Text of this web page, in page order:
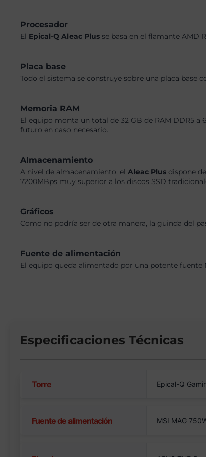
Procesador
El Epical-Q Aleac Plus se basa en el flamante AMD
Placa base
Todo el sistema se construye sobre una placa base
Memoria RAM
El equipo monta un total de 32 GB de RAM DDR5
futuro en caso necesario.
Almacenamiento
A nivel de almacenamiento, elAleac Plus dispone
7200MBps muy superior a los discos SSD
Gráficos
Como no podría ser de otra manera, la guinda del
Fuente de alimentación
El equipo queda alimentado por una potente fuente
Especificaciones Técnicas
Torre Epical-Q
Fuente de alimentación MSI MAG